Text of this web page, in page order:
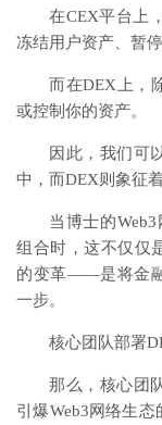
在CEX平台上
冻结用户资产、暂
而在DEX上，
或控制你的资产。
因此，我们可
中，而DEX则象征
当博士的
组合时，这不仅仅
的变革——是将金
一步。
核心团队部署
那么，核心团
引爆Web3网络生